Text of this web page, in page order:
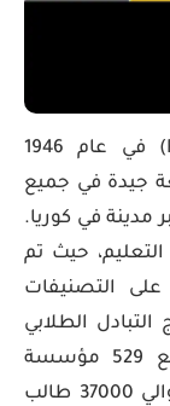
تأسست جامعة بوسان الوطنية (PNU) في عام 1946
جيدة في جميع
مدينة في كوريا.
حيث تم
التصنيفات
الطلابي
في 58 دولة حول العالم بالمشاركة مع 529 مؤسسة
معروفة. اعتباراً من عام 2021 ، هناك حوالي 37000 طالب